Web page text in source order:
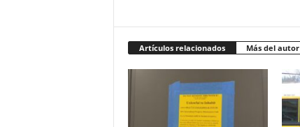
Artículos relacionados Más del autor